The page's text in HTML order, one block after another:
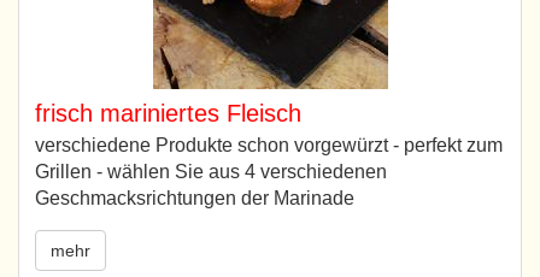
frisch mariniertes Fleisch
verschiedene Produkte schon vorgewürzt - perfekt zum
Grillen - wählen Sie aus 4 verschiedenen
Geschmacksrichtungen der Marinade
mehr